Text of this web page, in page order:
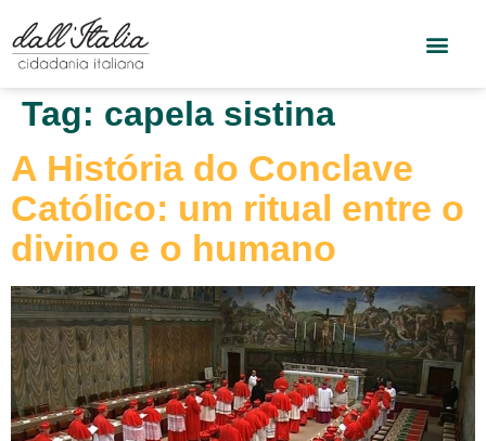
Tag: capela sistina
A História do Conclave
Católico: um ritual entre o
divino e o humano